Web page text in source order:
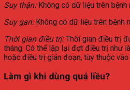
Suy thận:Không có dữ liệu trên bệnh
Suy gan: Không có dữ liệu trên bệnh
Thời gian điều trị:Thời gian điều trị
tháng. Có thể lặp lại đợt điều trị như
hoặc điều trị gián đoạn, tùy thuộc
Làm gì khi dùng quá liều?